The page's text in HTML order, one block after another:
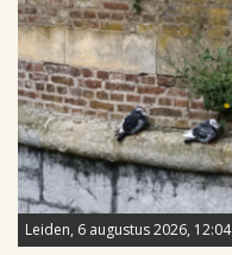
Leiden, 6 augustus 2026, 12:04